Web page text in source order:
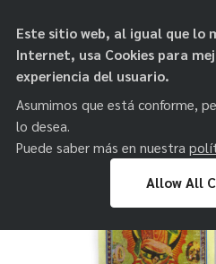
paz
Este sitio web, al igual que lo
Internet, usa Cookies para
experiencia del usuario.
Asumimos que está conforme,
lo desea.
Puede saber más en nuestra
Allow All